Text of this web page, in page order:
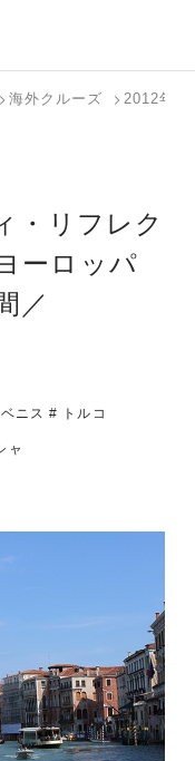
から探
海外クルーズ 2012年
・リフレク
ーロッパ
／
ニス # トルコ
ャ